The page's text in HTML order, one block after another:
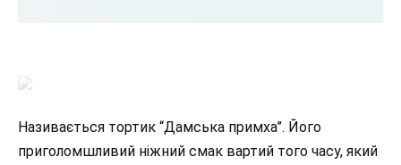
Називається тортик “Дамська примха”. Його
приголомшливий ніжний смак вартий того часу, який